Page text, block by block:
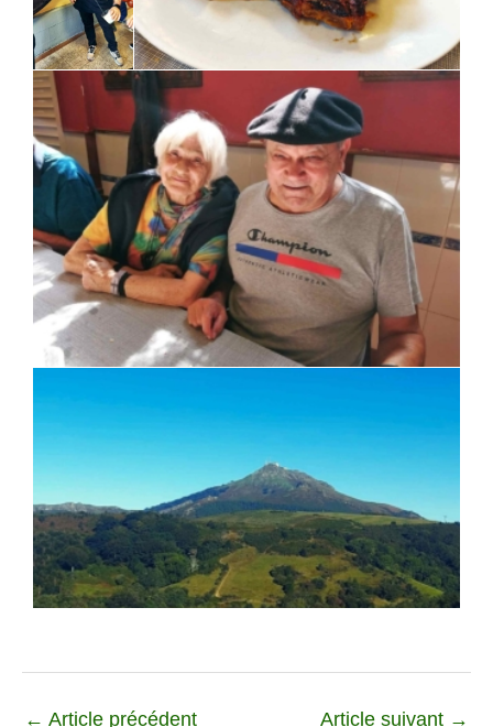
← Article précédent Article suivant →